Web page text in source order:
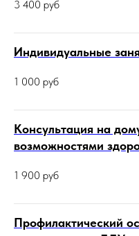
3 400 руб
Индивидуальные
1 000 руб
Консультация на
возможностями
1 900 руб
Профилактический